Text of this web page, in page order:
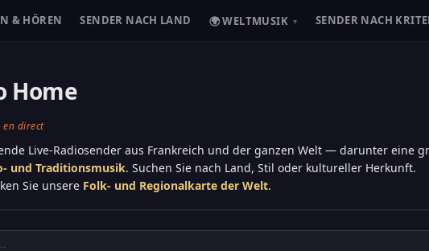
& HÖREN SENDER NACH LAND 🌍 WELTMUSIK ▾ SENDER NACH
Home
en direct
Live-Radiosender aus Frankreich und der ganzen Welt — darunter eine
und Traditionsmusik. Suchen Sie nach Land, Stil oder kultureller Herkunft.
Sie unsere Folk- und Regionalkarte der Welt.